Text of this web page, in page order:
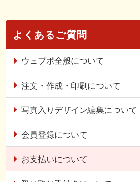
よくあるご質問
ウェブポ全般について
注文・作成・印刷について
写真入りデザイン編集について
会員登録について
お支払いについて